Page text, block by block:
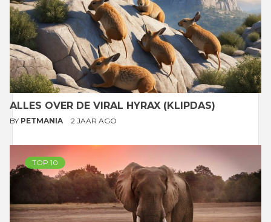
ALLES OVER DE VIRAL HYRAX (KLIPDAS)
BY PETMANIA 2 JAAR AGO
TOP 10